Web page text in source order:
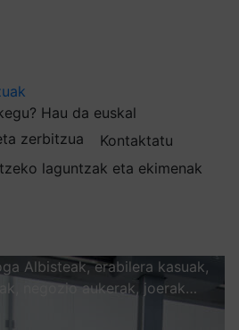
Hau da euskal
zerbitzua
Kontaktatu
laguntzak eta ekimenak
Albisteak, erabilera kasuak,
negozio aukerak, joerak…